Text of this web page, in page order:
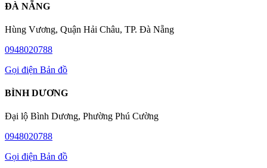
ĐÀ NẴNG
Hùng Vương, Quận Hải Châu, TP. Đà Nẵng
0948020788
Gọi điện Bản đồ
BÌNH DƯƠNG
Đại lộ Bình Dương, Phường Phú Cường
0948020788
Gọi điện Bản đồ